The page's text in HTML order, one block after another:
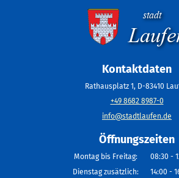
stadt
Kontaktdaten
Rathausplatz 1, D-83410
+49 8682 8987-0
info@stadtlaufen.de
Öffnungszeiten
Montag bis Freitag:
08:30 -
Dienstag zusätzlich:
14:00 -